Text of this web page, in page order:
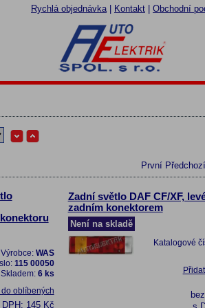
Rychlá objednávka Kontakt Obchodní
První Předchozí
Výrobce: WAS
115 00050
Skladem: 6 ks
do oblíbených
DPH: 145 Kč
Zadní světlo DAF CF/XF,
zadním konektorem
Není na skladě
Katalogové